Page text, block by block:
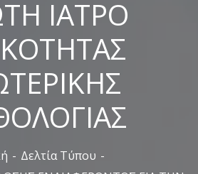
ΙΑΤΡΟ
Δελτία Τύπου